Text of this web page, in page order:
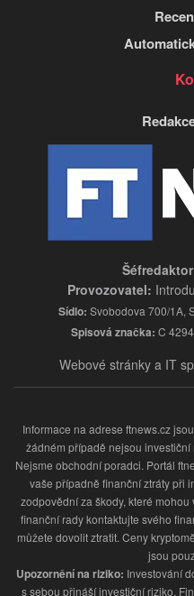
Provozovatel:
Sídlo: Svobodova 700/1A,
Spisová značka: C
Webové stránky a IT
Informace na adrese ftnews.cz
žádném případě nejsou
Nejsme obchodní poradci. Portál
vaše případně finanční ztráty při
zodpovědní za škody, které
finanční rady kontaktujte svého
můžete dovolit ztratit. Ceny
jsou
Upozornění na riziko: Investování
s sebou přináší investiční riziko.